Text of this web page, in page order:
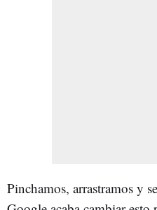
Pinchamos, arrastramos y